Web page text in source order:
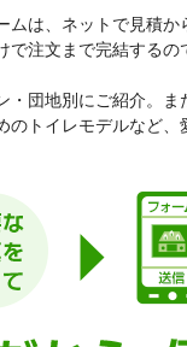
は、ネットで見積
注文まで完結する
団地別にご紹介。
のトイレモデルなど